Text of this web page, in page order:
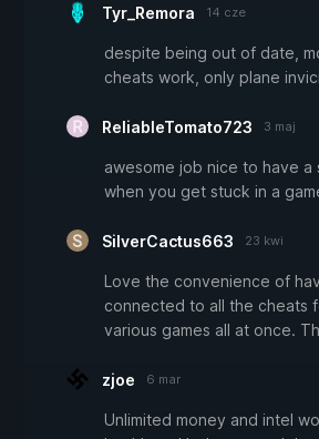
Tyr_Remora 14 cze
despite being out of date,
cheats work, only plane
ReliableTomato723 3 maj
awesome job nice to have a
when you get stuck in a
SilverCactus663 23 kwi
Love the convenience of
connected to all the cheats
various games all at once.
zjoe 6 mar
Unlimited money and intel